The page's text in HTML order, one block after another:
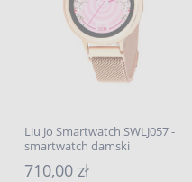
Liu Jo Smartwatch SWLJ057 -
smartwatch damski
710,00 zł